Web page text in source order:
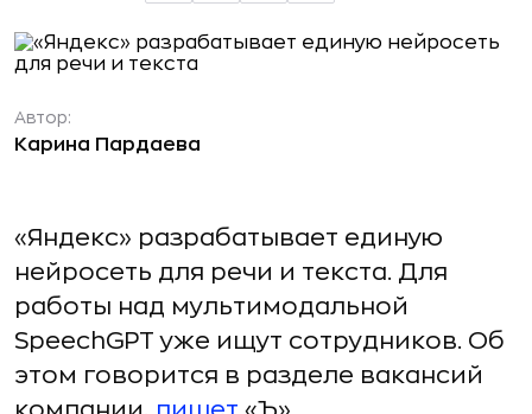
Автор:
Карина Пардаева
«Яндекс» разрабатывает единую
нейросеть для речи и текста. Для
работы над мультимодальной
SpeechGPT уже ищут сотрудников. Об
этом говорится в разделе вакансий